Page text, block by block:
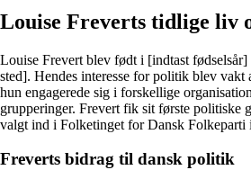
Louise Freverts tidlige liv
Louise Frevert blev født i [indtast
sted]. Hendes interesse for politik blev vakt
hun engagerede sig i forskellige
grupperinger. Frevert fik sit første politiske
valgt ind i Folketinget for Dansk
Freverts bidrag til dansk politik